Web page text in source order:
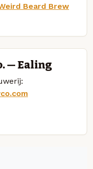
Beard Brew
— Ealing